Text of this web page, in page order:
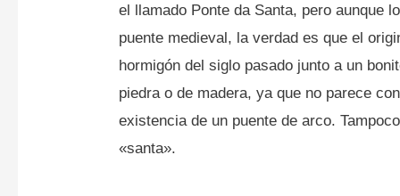
el llamado Ponte da Santa, pero aunque
puente medieval, la verdad es que el
hormigón del siglo pasado junto a un
piedra o de madera, ya que no parece
existencia de un puente de arco.
«santa».